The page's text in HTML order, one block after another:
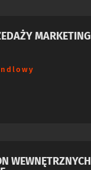
MARKETING
WEWNĘTRZNYCH